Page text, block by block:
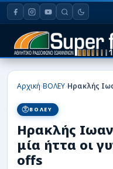
HOME
ΠΟΔΟΣΦΑΙΡΟ
ΜΠΑΣΚΕΤ
Αρχική›ΒΟΛΕΥ›
ΒΟΛΕΥ
Ηρακλής
μία ήττα οι
offs